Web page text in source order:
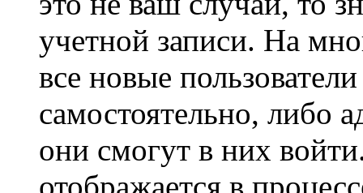
учетной записи. На
все новые
самостоятельно, либо
они смогут в них